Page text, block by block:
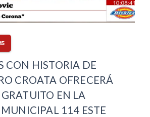
CON HISTORIA DE
CROATA OFRECERÁ
EN LA
114 ESTE